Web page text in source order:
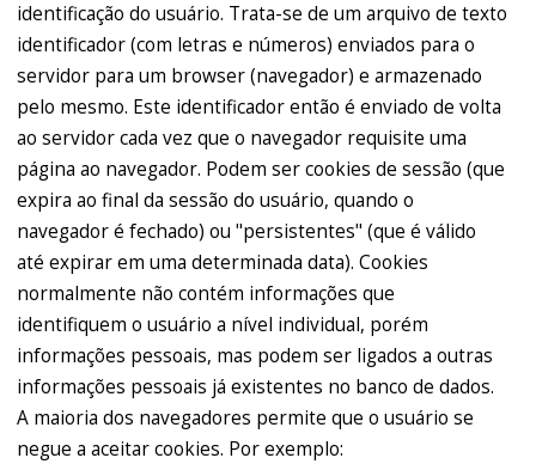
identificação do usuário. Trata-se de um arquivo de texto
identificador (com letras e números) enviados para o
servidor para um browser (navegador) e armazenado
pelo mesmo. Este identificador então é enviado de volta
ao servidor cada vez que o navegador requisite uma
página ao navegador. Podem ser cookies de sessão (que
expira ao final da sessão do usuário, quando o
navegador é fechado) ou "persistentes" (que é válido
até expirar em uma determinada data). Cookies
normalmente não contém informações que
identifiquem o usuário a nível individual, porém
informações pessoais, mas podem ser ligados a outras
informações pessoais já existentes no banco de dados.
A maioria dos navegadores permite que o usuário se
negue a aceitar cookies. Por exemplo: